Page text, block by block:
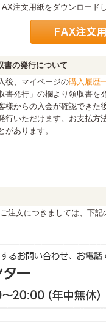
注文用紙をダウンロード
書の発行について
後、マイページの購入履歴
書発行」の欄より領収書を
様からの入金が確認できた
行いただけます。お支払方
があります。
文につきましては、下記